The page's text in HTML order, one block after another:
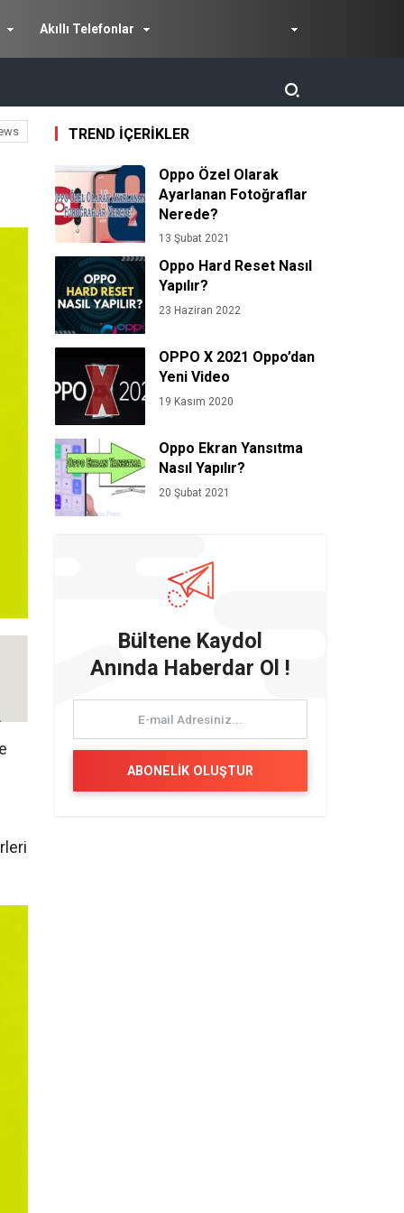
Akıllı Telefonlar
TREND İÇERİKLER
Oppo Özel Olarak
Ayarlanan Fotoğraflar
Nerede?
13 Şubat 2021
Oppo Hard Reset Nasıl
Yapılır?
23 Haziran 2022
OPPO X 2021 Oppo’dan
Yeni Video
19 Kasım 2020
Oppo Ekran Yansıtma
Nasıl Yapılır?
20 Şubat 2021
Bültene Kaydol
Anında Haberdar Ol !
ABONELİK OLUŞTUR